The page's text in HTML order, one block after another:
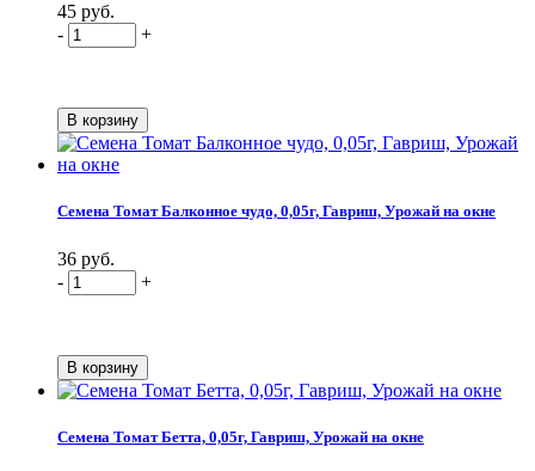
45 руб.
-
+
Семена Томат Балконное чудо, 0,05г, Гавриш, Урожай на окне
36 руб.
-
+
Семена Томат Бетта, 0,05г, Гавриш, Урожай на окне